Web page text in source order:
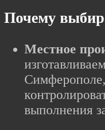
Почему
Местное
выполнения